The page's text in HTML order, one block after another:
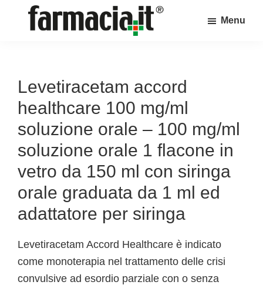
sul
mondo
della
farmacia
online
Menu
Levetiracetam accord
healthcare 100 mg/ml
soluzione orale – 100 mg/ml
soluzione orale 1 flacone in
vetro da 150 ml con siringa
orale graduata da 1 ml ed
adattatore per siringa
Levetiracetam Accord Healthcare è indicato
come monoterapia nel trattamento delle crisi
convulsive ad esordio parziale con o senza